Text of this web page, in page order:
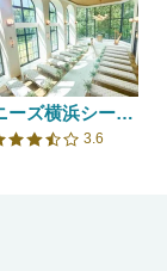
ニーズ横浜シーズンズ by T&G WEDDING(旧 ザ・シーズンズ)
口コミ評価
3.6